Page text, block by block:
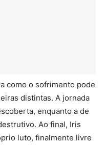
como o sofrimento pode
distintas. A jornada
enquanto a de
Ao final, Iris
luto, finalmente livre